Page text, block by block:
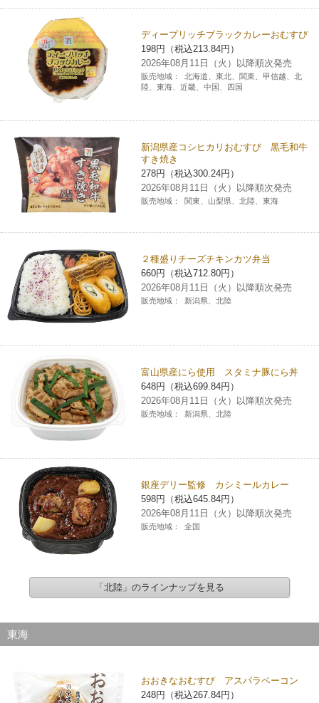
ディープリッチブラックカレーおむすび
198円（税込213.84円）
2026年08月11日（火）以降順次発売
販売地域：
北海道、東北、関東、甲信越、北
陸、東海、近畿、中国、四国
新潟県産コシヒカリおむすび 黒毛和牛
すき焼き
278円（税込300.24円）
2026年08月11日（火）以降順次発売
販売地域： 関東、山梨県、北陸、東海
２種盛りチーズチキンカツ弁当
660円（税込712.80円）
2026年08月11日（火）以降順次発売
販売地域： 新潟県、北陸
富山県産にら使用 スタミナ豚にら丼
648円（税込699.84円）
2026年08月11日（火）以降順次発売
販売地域： 新潟県、北陸
銀座デリー監修 カシミールカレー
598円（税込645.84円）
2026年08月11日（火）以降順次発売
販売地域： 全国
「北陸」のラインナップを見る
東海
おおきなおむすび アスパラベーコン
248円（税込267.84円）